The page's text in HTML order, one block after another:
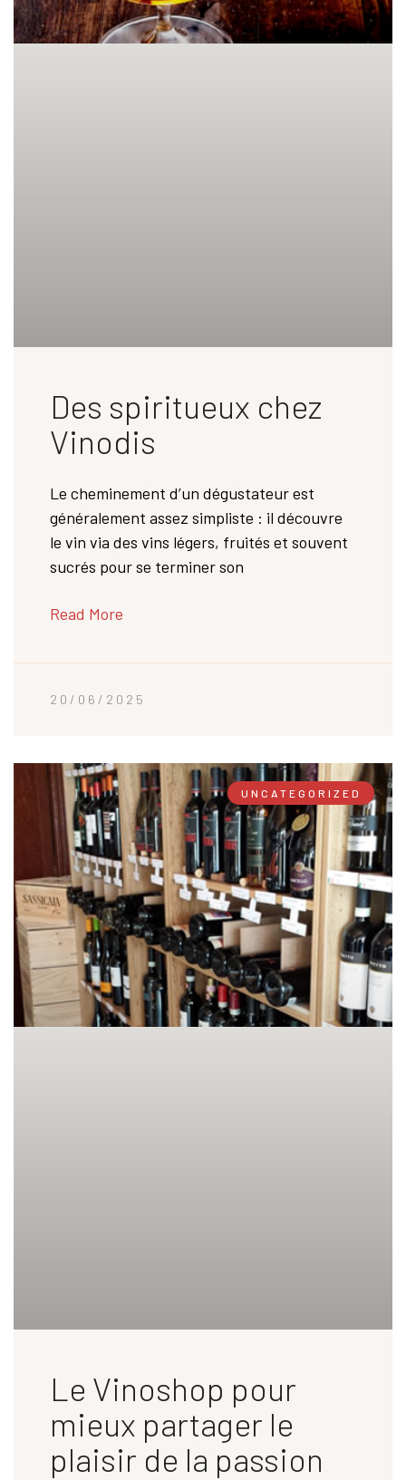
Des spiritueux chez
Vinodis
Le cheminement d’un dégustateur est
généralement assez simpliste : il découvre
le vin via des vins légers, fruités et souvent
sucrés pour se terminer son
Read More
20/06/2025
UNCATEGORIZED
Le Vinoshop pour
mieux partager le
plaisir de la passion